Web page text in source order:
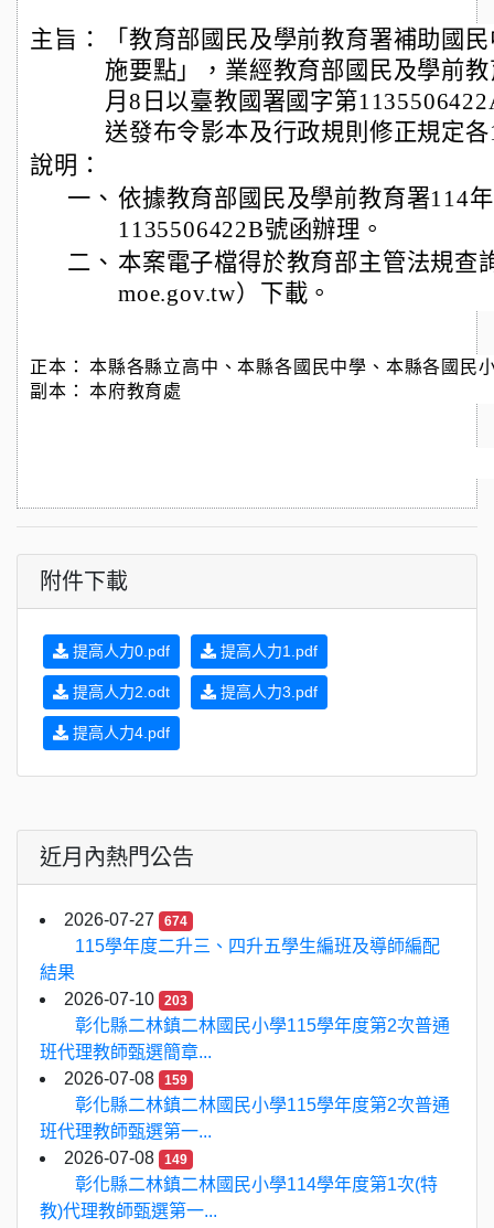
主旨：
「教育部國民及學前教育署補助國
施要點」，業經教育部國民及學前
月8日以臺教國署國字第
送發布令影本及行政規則修正規定
說明：
一、 依據教育部國民及學前教育署114
1135506422B號函辦理。
二、 本案電子檔得於教育部主管法規查
moe.gov.tw）下載。
正本： 本縣各縣立高中、本縣各國民中學、本縣各國民
副本： 本府教育處
附件下載
提高人力0.pdf 提高人力1.pdf
提高人力2.odt 提高人力3.pdf
提高人力4.pdf
近月內熱門公告
2026-07-27 674
115學年度二升三、四升五學生編班及導師編配
結果
2026-07-10
203
彰化縣二林鎮二林國民小學115學年度第2次普通
班代理教師甄選簡章...
2026-07-08
159
彰化縣二林鎮二林國民小學115學年度第2次普通
班代理教師甄選第一...
2026-07-08
149
彰化縣二林鎮二林國民小學114學年度第1次(特
教)代理教師甄選第一...